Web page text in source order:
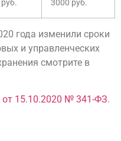
3000 руб.
года изменили сроки
и управленческих
смотрите в
15.10.2020 № 341-ФЗ.